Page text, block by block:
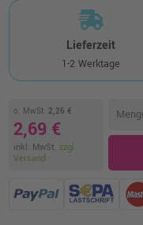
Lieferzeit
1-2 Werktage
o. MwSt. 2,26 €
2,69 €
inkl. MwSt. zzgl.
Versand